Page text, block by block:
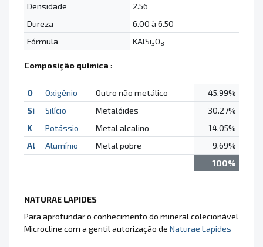
Densidade
2.56
Dureza
6.00 à 6.50
Fórmula
KAlSi3O8
Composição química :
O Oxigênio Outro não metálico
45.99%
Si
Silício Metalóides
30.27%
K
Potássio Metal alcalino
14.05%
Al
Alumínio Metal pobre
9.69%
100%
NATURAE LAPIDES
Para aprofundar o conhecimento do mineral colecionável
Microcline com a gentil autorização de Naturae Lapides